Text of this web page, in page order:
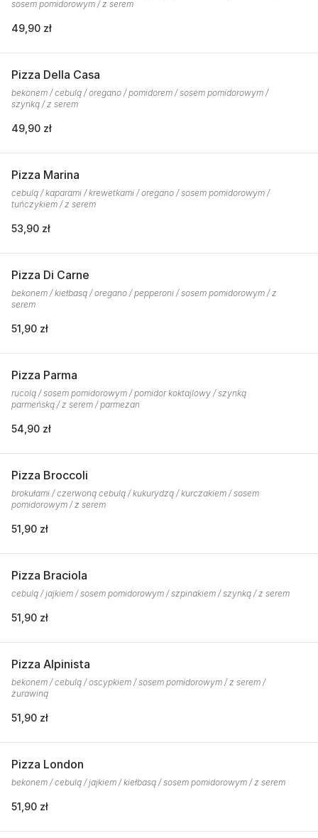
sosem pomidorowym / z serem
49,90 zł
Pizza Della Casa
bekonem / cebulą / oregano / pomidorem / sosem pomidorowym /
szynką / z serem
49,90 zł
Pizza Marina
cebulą / kaparami / krewetkami / oregano / sosem pomidorowym /
tuńczykiem / z serem
53,90 zł
Pizza Di Carne
bekonem / kiełbasą / oregano / pepperoni / sosem pomidorowym / z
serem
51,90 zł
Pizza Parma
rucolą / sosem pomidorowym / pomidor koktajlowy / szynką
parmeńską / z serem / parmezan
54,90 zł
Pizza Broccoli
brokułami / czerwoną cebulą / kukurydzą / kurczakiem / sosem
pomidorowym / z serem
51,90 zł
Pizza Braciola
cebulą / jajkiem / sosem pomidorowym / szpinakiem / szynką / z serem
51,90 zł
Pizza Alpinista
bekonem / cebulą / oscypkiem / sosem pomidorowym / z serem /
żurawiną
51,90 zł
Pizza London
bekonem / cebulą / jajkiem / kiełbasą / sosem pomidorowym / z serem
51,90 zł